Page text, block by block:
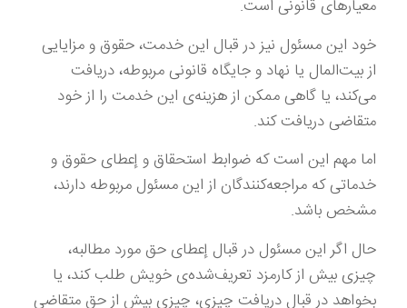
معیارهای قانونی است.
خود این مسئول نیز در قبال این خدمت، حقوق و مزایایی
از بیت‌المال یا نهاد و جایگاه قانونی مربوطه، دریافت
می‌كند، یا گاهی ممكن از هزینه‌ی این خدمت را از خود
متقاضی دریافت كند.
اما مهم این است كه ضوابط استحقاق و إعطای حقوق و
خدماتی كه مراجعه‌كنندگان از این مسئول مربوطه دارند،
مشخص باشد.
حال اگر این مسئول در قبال إعطای حق مورد مطالبه،
چیزی بیش از كارمزد تعریف‌شده‌ی خویش طلب كند، یا
بخواهد در قبال دریافت چیزی، چیزی بیش از حق متقاضی